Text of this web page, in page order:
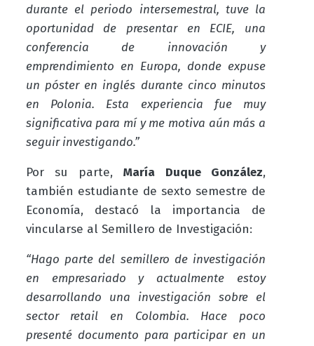
durante el periodo intersemestral, tuve la
oportunidad de presentar en ECIE, una
conferencia de innovación y
emprendimiento en Europa, donde expuse
un póster en inglés durante cinco minutos
en Polonia. Esta experiencia fue muy
significativa para mí y me motiva aún más a
seguir investigando.”
Por su parte,María Duque González,
también estudiante de sexto semestre de
Economía, destacó la importancia de
vincularse al Semillero de Investigación:
“Hago parte del semillero de investigación
en empresariado y actualmente estoy
desarrollando una investigación sobre el
sector retail en Colombia. Hace poco
presenté documento para participar en un